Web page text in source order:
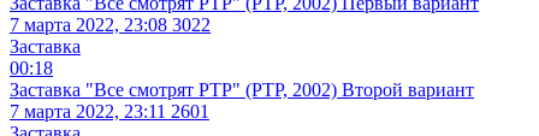
7 марта 2022, 23:08 3022
Заставка
00:18
Заставка "Все смотрят РТР" (РТР, 2002) Второй вариант
7 марта 2022, 23:11 2601